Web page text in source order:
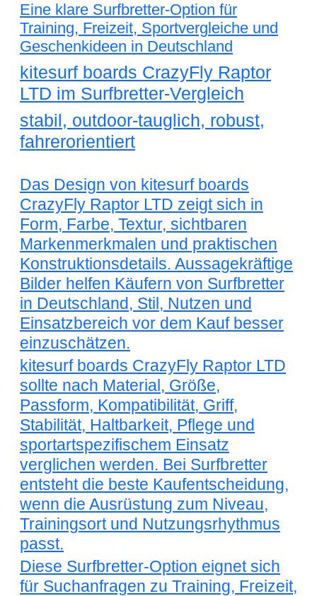
Eine klare Surfbretter-Option für
Training, Freizeit, Sportvergleiche und
Geschenkideen in Deutschland
kitesurf boards CrazyFly Raptor
LTD im Surfbretter-Vergleich
stabil, outdoor-tauglich, robust,
fahrerorientiert
Das Design von kitesurf boards
CrazyFly Raptor LTD zeigt sich in
Form, Farbe, Textur, sichtbaren
Markenmerkmalen und praktischen
Konstruktionsdetails. Aussagekräftige
Bilder helfen Käufern von Surfbretter
in Deutschland, Stil, Nutzen und
Einsatzbereich vor dem Kauf besser
einzuschätzen.
kitesurf boards CrazyFly Raptor LTD
sollte nach Material, Größe,
Passform, Kompatibilität, Griff,
Stabilität, Haltbarkeit, Pflege und
sportartspezifischem Einsatz
verglichen werden. Bei Surfbretter
entsteht die beste Kaufentscheidung,
wenn die Ausrüstung zum Niveau,
Trainingsort und Nutzungsrhythmus
passt.
Diese Surfbretter-Option eignet sich
für Suchanfragen zu Training, Freizeit,